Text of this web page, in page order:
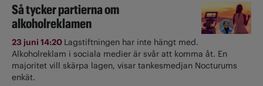
Så tycker partierna om
alkoholreklamen
23 juni 14:20 Lagstiftningen har inte hängt med.
Alkoholreklam i sociala medier är svår att komma åt. En
majoritet vill skärpa lagen, visar tankesmedjan Nocturums
enkät.